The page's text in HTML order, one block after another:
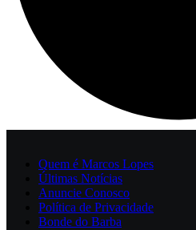
Quem é Marcos Lopes
Últimas Notícias
Anuncie Conosco
Política de Privacidade
Bonde do Barba